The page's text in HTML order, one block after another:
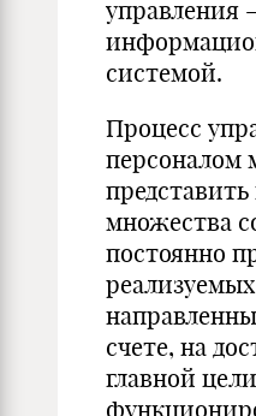
управления
системой.
Процесс
персоналом
представить
множества
постоянно
счете, на
главной цели